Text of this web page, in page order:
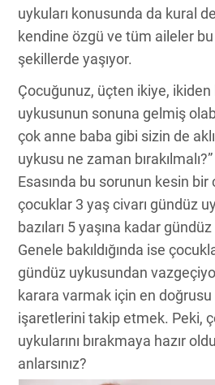
uykuları konusunda da kural
kendine özgü ve tüm aileler bu
şekillerde yaşıyor.
Çocuğunuz, üçten ikiye,
uykusunun sonuna gelmiş
çok anne baba gibi sizin de
uykusu ne zaman
Esasında bu sorunun kesin bir
çocuklar 3 yaş civarı gündüz
bazıları 5 yaşına kadar
Genele bakıldığında ise
gündüz uykusundan
karara varmak için en
işaretlerini takip etmek. Peki,
uykularını bırakmaya hazır
anlarsınız?